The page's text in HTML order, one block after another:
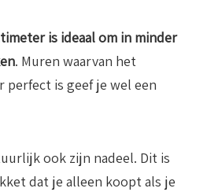
is ideaal om in minder
. Muren waarvan het
is geef je wel een
ook zijn nadeel. Dit is
dat je alleen koopt als je